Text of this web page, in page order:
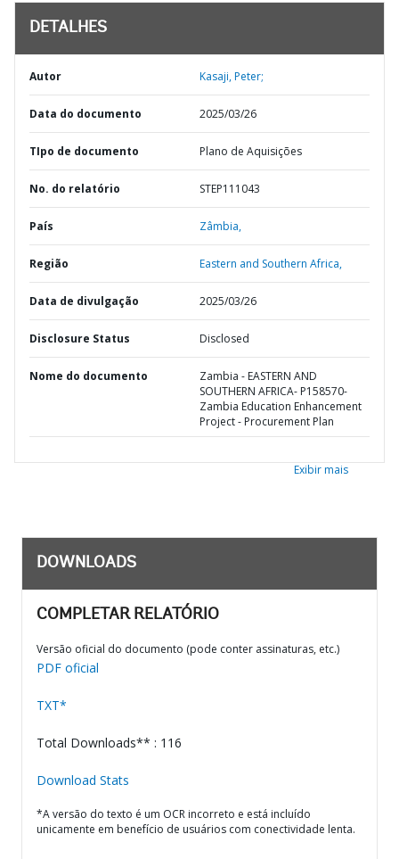
DETALHES
Autor Kasaji, Peter;
Data do documento 2025/03/26
TIpo de documento Plano de Aquisições
No. do relatório STEP111043
País Zâmbia,
Região Eastern and Southern Africa,
Data de divulgação 2025/03/26
Disclosure Status Disclosed
Nome do documento
Zambia - EASTERN AND
SOUTHERN AFRICA- P158570-
Zambia Education Enhancement
Project - Procurement Plan
Exibir mais
DOWNLOADS
COMPLETAR RELATÓRIO
Versão oficial do documento (pode conter assinaturas, etc.)
PDF oficial
TXT*
Total Downloads** : 116
Download Stats
*A versão do texto é um OCR incorreto e está incluído
unicamente em benefício de usuários com conectividade lenta.